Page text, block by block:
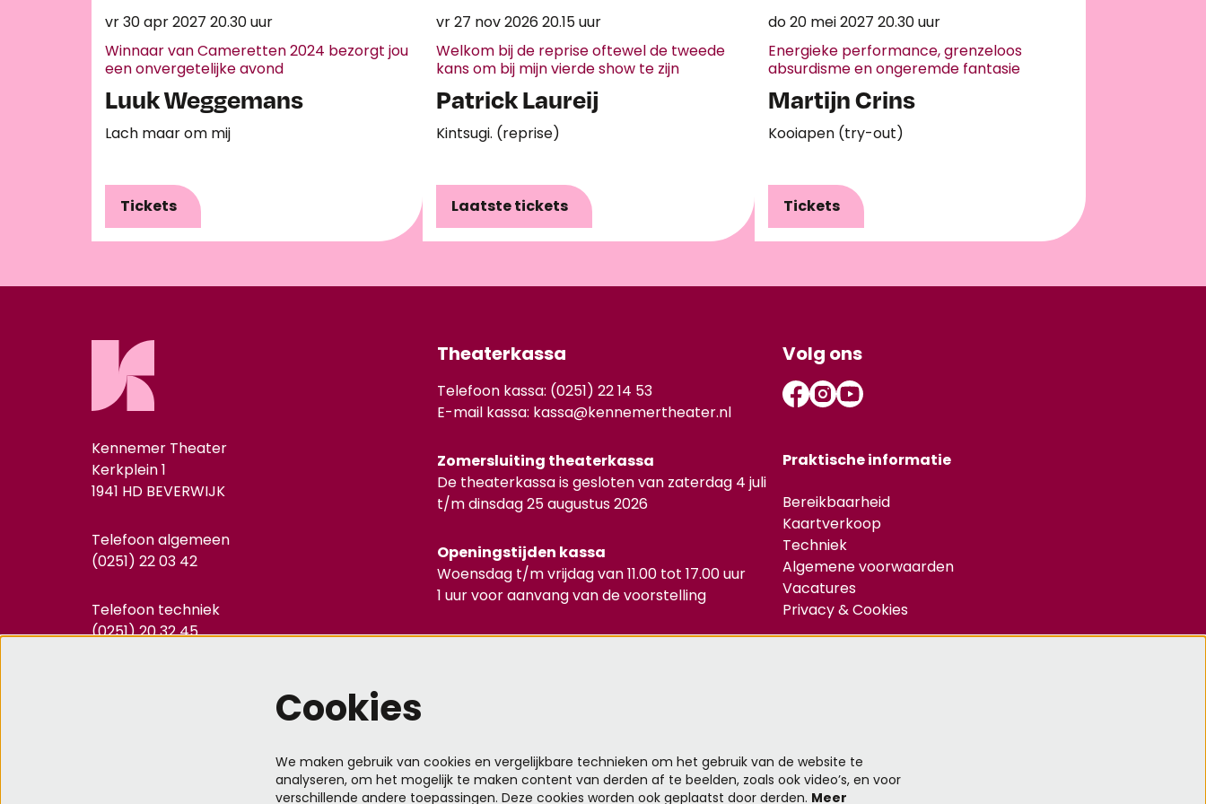
Luuk Weggemans
Lach maar om mij
Winnaar van Cameretten 2024 bezorgt jou
een onvergetelijke avond
vr 30 apr 2027 20.30 uur
Tickets
Patrick Laureij
Kintsugi. (reprise)
Welkom bij de reprise oftewel de tweede
kans om bij mijn vierde show te zijn
vr 27 nov 202620.15 uur
Laatste tickets
Martijn Crins
Kooiapen (try-out)
Energieke performance, grenzeloos
absurdisme en ongeremde fantasie
do 20 mei 2027 20.30 uur
Tickets
Kennemer Theater
Kerkplein 1
1941 HD BEVERWIJK
Telefoon algemeen
(0251) 22 03 42
Telefoon techniek
(0251) 20 32 45
Theaterkassa
Telefoon kassa: (0251) 22 14 53
E-mail kassa: kassa@kennemertheater.nl
Zomersluiting theaterkassa
De theaterkassa is gesloten van zaterdag 4 juli
t/m dinsdag 25 augustus 2026
Openingstijden kassa
Woensdag t/m vrijdag van 11.00 tot 17.00 uur
1 uur voor aanvang van de voorstelling
Volg ons
Praktische informatie
Bereikbaarheid
Kaartverkoop
Techniek
Algemene voorwaarden
Vacatures
Privacy & Cookies
Cookies
We maken gebruik van cookies en vergelijkbare technieken om het gebruik van de website te
analyseren, om het mogelijk te maken content van derden af te beelden, zoals ook video’s, en voor
verschillende andere toepassingen. Deze cookies worden ook geplaatst door derden. Meer